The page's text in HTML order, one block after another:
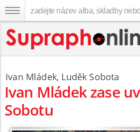
Ivan Mládek, Luděk Sobota
Ivan Mládek zase
Sobotu